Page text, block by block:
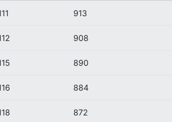
913
908
890
884
872